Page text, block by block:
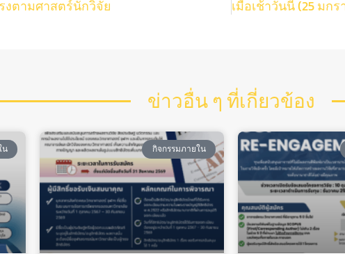
ตามศาสตร์นักวิจัย
ข่าวอื่น ๆ ที่เกี่ยวข้อง
น กิจกรรมภายใน